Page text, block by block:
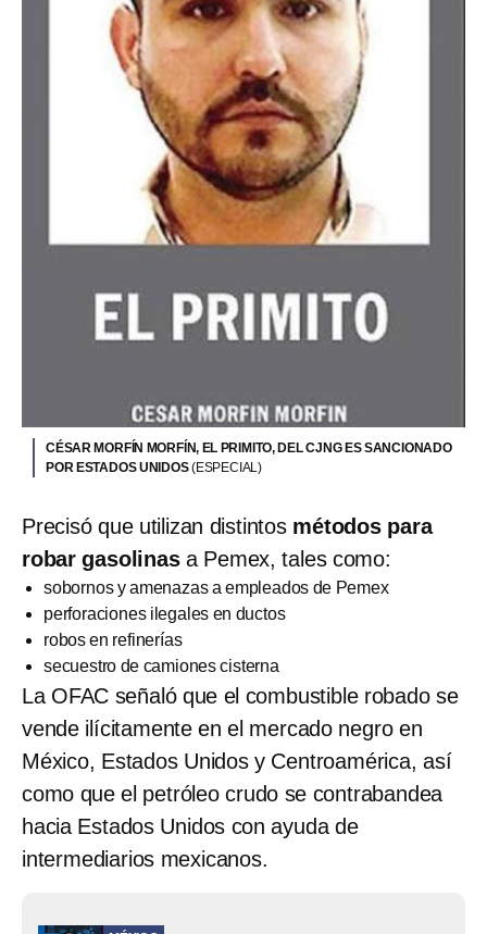
CÉSAR MORFÍN MORFÍN, EL PRIMITO, DEL CJNG ES SANCIONADO
POR ESTADOS UNIDOS(ESPECIAL)
Precisó que utilizan distintosmétodos para
robar gasolinasa Pemex, tales como:
sobornos y amenazas a empleados de Pemex
perforaciones ilegales en ductos
robos en refinerías
secuestro de camiones cisterna
La OFAC señaló que el combustible robado se
vende ilícitamente en el mercado negro en
México, Estados Unidos y Centroamérica, así
como que el petróleo crudo se contrabandea
hacia Estados Unidos con ayuda de
intermediarios mexicanos.